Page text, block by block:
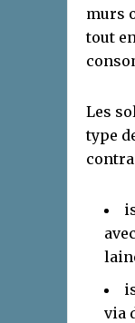
murs
tout
Les
type
via